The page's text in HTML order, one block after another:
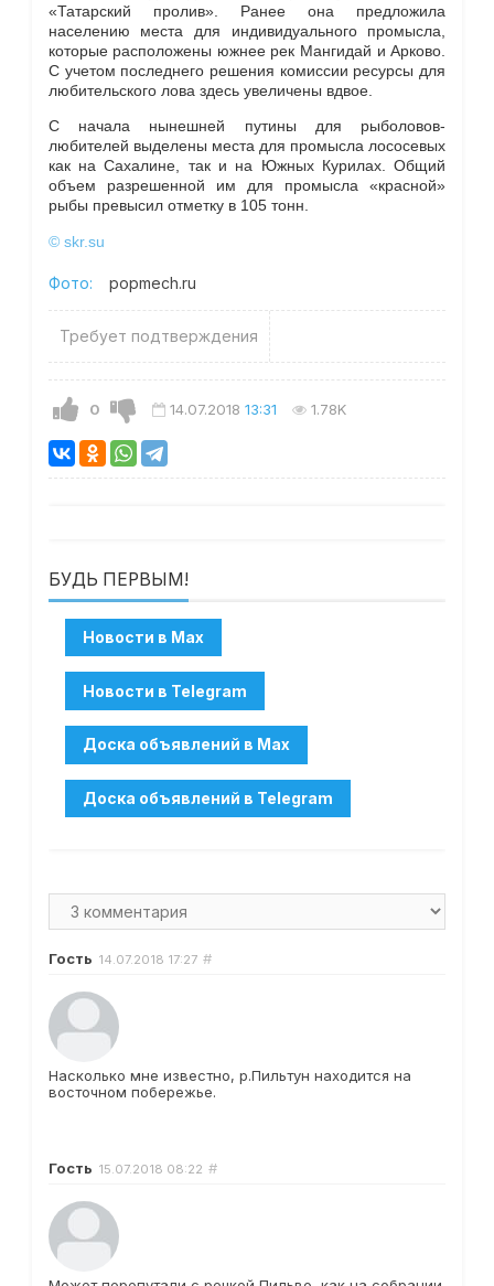
«Татарский пролив». Ранее она предложила
населению места для индивидуального промысла,
которые расположены южнее рек Мангидай и Арково.
С учетом последнего решения комиссии ресурсы для
любительского лова здесь увеличены вдвое.
С начала нынешней путины для рыболовов-
любителей выделены места для промысла лососевых
как на Сахалине, так и на Южных Курилах. Общий
объем разрешенной им для промысла «красной»
рыбы превысил отметку в 105 тонн.
© skr.su
Фото: popmech.ru
Требует подтверждения
0 14.07.2018 13:31 1.78K
БУДЬ ПЕРВЫМ!
Гость 14.07.2018 17:27 #
Насколько мне известно, р.Пильтун находится на
восточном побережье.
Гость 15.07.2018 08:22 #